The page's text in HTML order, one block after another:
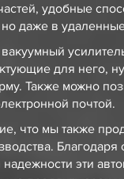
удобные
даже в
вакуумный
для него,
Также можно
почтой.
что мы также
Благодаря
надежности эти